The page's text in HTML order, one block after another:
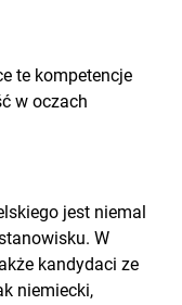
te kompetencje
w oczach
jest niemal
W
kandydaci ze
niemiecki,